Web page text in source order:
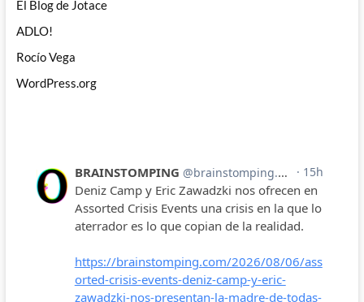
El Blog de Jotace
ADLO!
Rocío Vega
WordPress.org